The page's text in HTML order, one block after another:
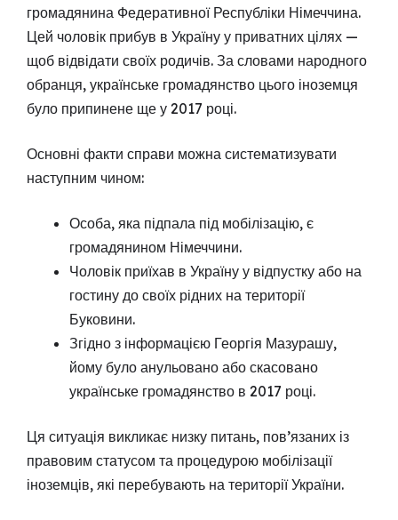
громадянина Федеративної Республіки Німеччина.
Цей чоловік прибув в Україну у приватних цілях —
щоб відвідати своїх родичів. За словами народного
обранця, українське громадянство цього іноземця
було припинене ще у 2017 році.
Основні факти справи можна систематизувати
наступним чином:
Особа, яка підпала під мобілізацію, є
громадянином Німеччини.
Чоловік приїхав в Україну у відпустку або на
гостину до своїх рідних на території
Буковини.
Згідно з інформацією Георгія Мазурашу,
йому було анульовано або скасовано
українське громадянство в 2017 році.
Ця ситуація викликає низку питань, пов’язаних із
правовим статусом та процедурою мобілізації
іноземців, які перебувають на території України.